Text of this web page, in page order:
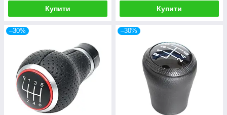
Купити Купити
–30% –30%